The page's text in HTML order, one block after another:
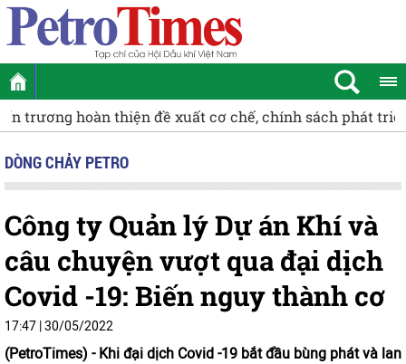
triển Trung tâm lọc hóa dầu và năng lượng quốc gia tại
DÒNG CHẢY PETRO
Công ty Quản lý Dự án Khí và
câu chuyện vượt qua đại dịch
Covid -19: Biến nguy thành cơ
17:47 | 30/05/2022
(PetroTimes) - Khi đại dịch Covid -19 bắt đầu bùng phát và lan